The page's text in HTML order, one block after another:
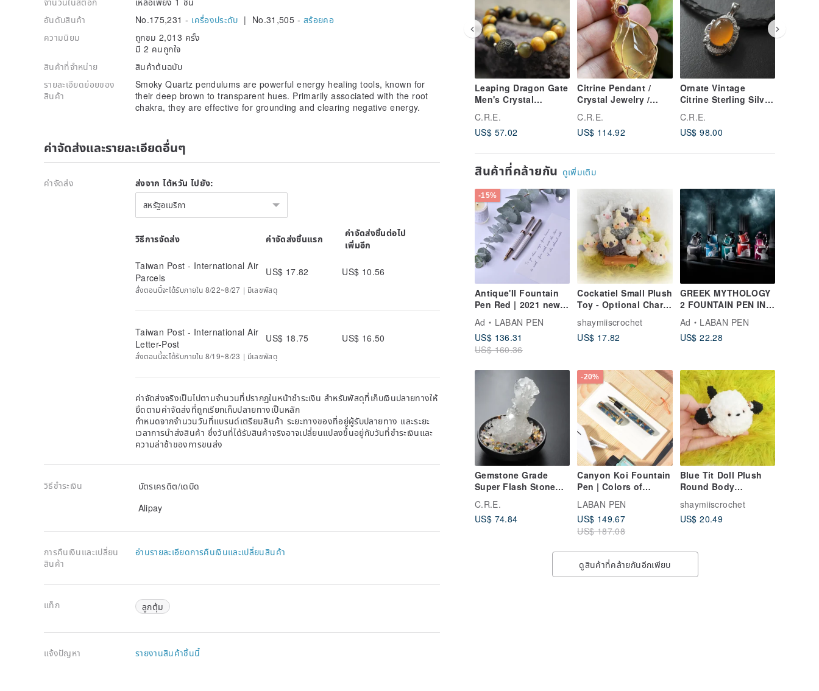
Leaping Dragon Gate
Men's Crystal
Bracelet || Dreamy
Tiger's Eye & Golden
Obsidian
C.R.E.
US$ 57.02
Citrine Pendant /
Crystal Jewelry /
Copper Wire Weaving
/ Metal Wire Weaving
C.R.E.
US$ 114.92
Ornate Vintage
Citrine Sterling Silver
Pendant - For Luck,
Wealth & Protection
Against Negativity
C.R.E.
US$ 98.00
สินค้าที่คล้ายกัน ดูเพิ่มเติม
-15%
Antique'II Fountain
Pen Red | 2021 new
color
Ad
LABAN PEN
US$ 136.31
US$ 160.36
Cockatiel Small Plush
Toy - Optional Charm
- Customizable
Colors - Handmade
Crochet Amigurumi -
shaymiiscrochet
US$ 17.82
GREEK MYTHOLOGY
2 FOUNTAIN PEN INK
| vivid colors
Ad
LABAN PEN
US$ 22.28
Gemstone Grade
Super Flash Stone
Ore/Crystal/Spiritual
Practice/Lucky/Fortu
C.R.E.
US$ 74.84
-20%
Canyon Koi Fountain
Pen | Colors of
LABAN PEN
US$ 149.67
US$ 187.08
Blue Tit Doll Plush
Round Body
Charms, Pins, Color
Changes Handmade
shaymiiscrochet
US$ 20.49
ดูสินค้าที่คล้ายกันอีกเพียบ
อันดับสินค้า
No.175,231 - เครื่องประดับ | No.31,505 - สร้อยคอ
ความนิยม
ถูกชม 2,013 ครั้ง
มี 2 คนถูกใจ
สินค้าที่จำหน่าย
สินค้าต้นฉบับ
รายละเอียดย่อยของ
สินค้า
Smoky Quartz pendulums are powerful energy healing tools, known for
their deep brown to transparent hues. Primarily associated with the root
chakra, they are effective for grounding and clearing negative energy.
ค่าจัดส่งและรายละเอียดอื่นๆ
ค่าจัดส่ง ส่งจาก ไต้หวัน ไปยัง:
สหรัฐอเมริกา
วิธีการจัดส่ง ค่าจัดส่งชิ้นแรก
ค่าจัดส่งชิ้นต่อไป
เพิ่มอีก
Taiwan Post - International Air
Parcels
US$ 17.82 US$ 10.56
สั่งตอนนี้จะได้รับภายใน 8/22~8/27 | มีเลขพัสดุ
Taiwan Post - International Air
Letter-Post
US$ 18.75 US$ 16.50
สั่งตอนนี้จะได้รับภายใน 8/19~8/23 | มีเลขพัสดุ
ค่าจัดส่งจริงเป็นไปตามจำนวนที่ปรากฏในหน้าชำระเงิน สำหรับพัสดุที่เก็บเงินปลายทางให้
ยึดตามค่าจัดส่งที่ถูกเรียกเก็บปลายทางเป็นหลัก
กำหนดจากจำนวนวันที่แบรนด์เตรียมสินค้า ระยะทางของที่อยู่ผู้รับปลายทาง และระยะ
เวลาการนำส่งสินค้า ซึ่งวันที่ได้รับสินค้าจริงอาจเปลี่ยนแปลงขึ้นอยู่กับวันที่ชำระเงินและ
ความล่าช้าของการขนส่ง
วิธีชำระเงิน
บัตรเครดิต/เดบิด
Alipay
การคืนเงินและเปลี่ยน
สินค้า
อ่านรายละเอียดการคืนเงินและเปลี่ยนสินค้า
แท็ก ลูกตุ้ม
แจ้งปัญหา รายงานสินค้าชิ้นนี้